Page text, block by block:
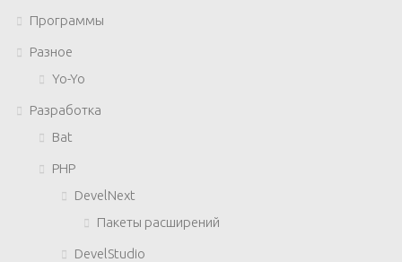
Программы
Разное
Yo-Yo
Разработка
Bat
PHP
DevelNext
Пакеты расширений
DevelStudio